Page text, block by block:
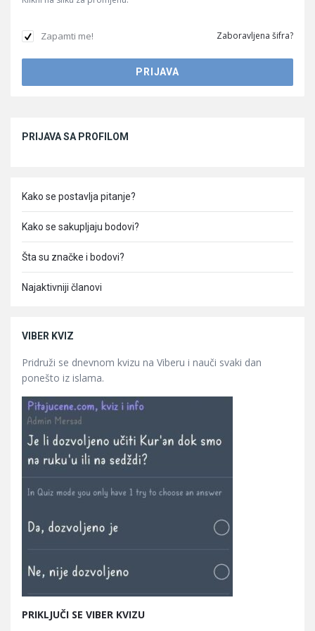
Zapamti me! Zaboravljena šifra?
PRIJAVA SA PROFILOM
Kako se postavlja pitanje?
Kako se sakupljaju bodovi?
Šta su značke i bodovi?
Najaktivniji članovi
VIBER KVIZ
Pridruži se dnevnom kvizu na Viberu i nauči svaki dan
ponešto iz islama.
PRIKLJUČI SE VIBER KVIZU